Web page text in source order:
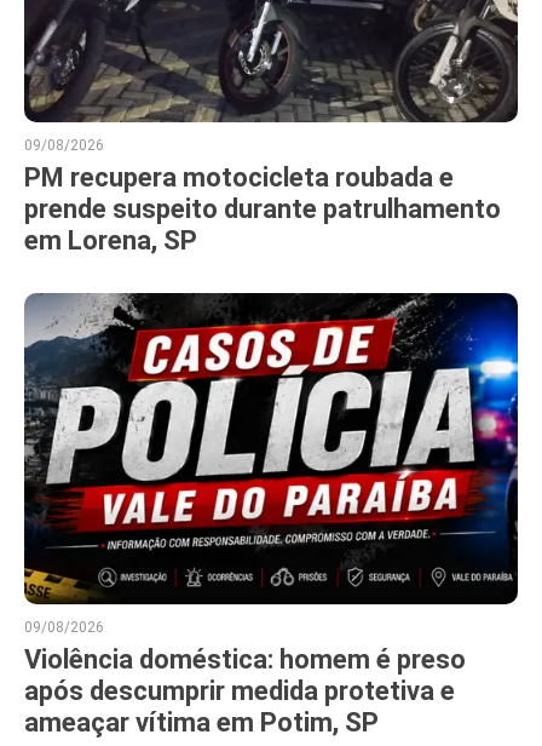
09/08/2026
PM recupera motocicleta roubada e
prende suspeito durante patrulhamento
em Lorena, SP
09/08/2026
Violência doméstica: homem é preso
após descumprir medida protetiva e
ameaçar vítima em Potim, SP